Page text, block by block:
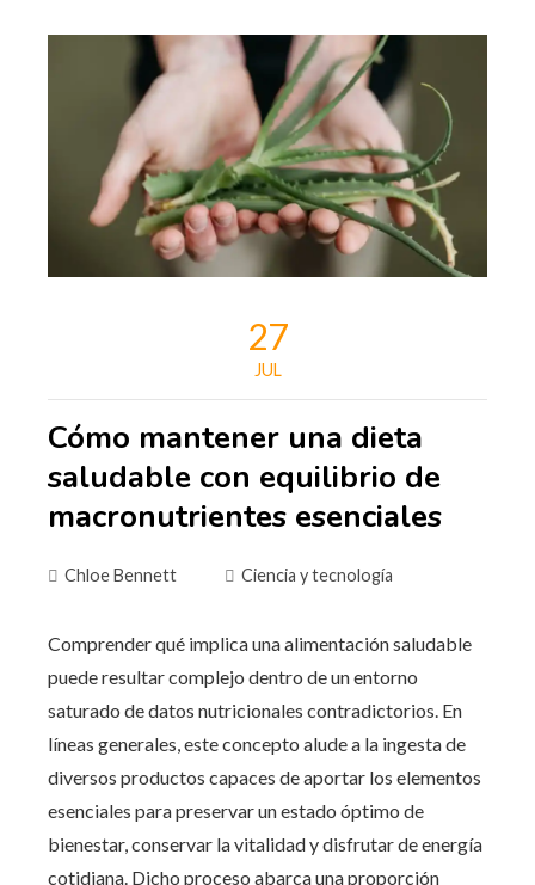
27
JUL
Cómo mantener una dieta
saludable con equilibrio de
macronutrientes esenciales
Chloe Bennett Ciencia y tecnología
Comprender qué implica una alimentación saludable
puede resultar complejo dentro de un entorno
saturado de datos nutricionales contradictorios. En
líneas generales, este concepto alude a la ingesta de
diversos productos capaces de aportar los elementos
esenciales para preservar un estado óptimo de
bienestar, conservar la vitalidad y disfrutar de energía
cotidiana. Dicho proceso abarca una proporción